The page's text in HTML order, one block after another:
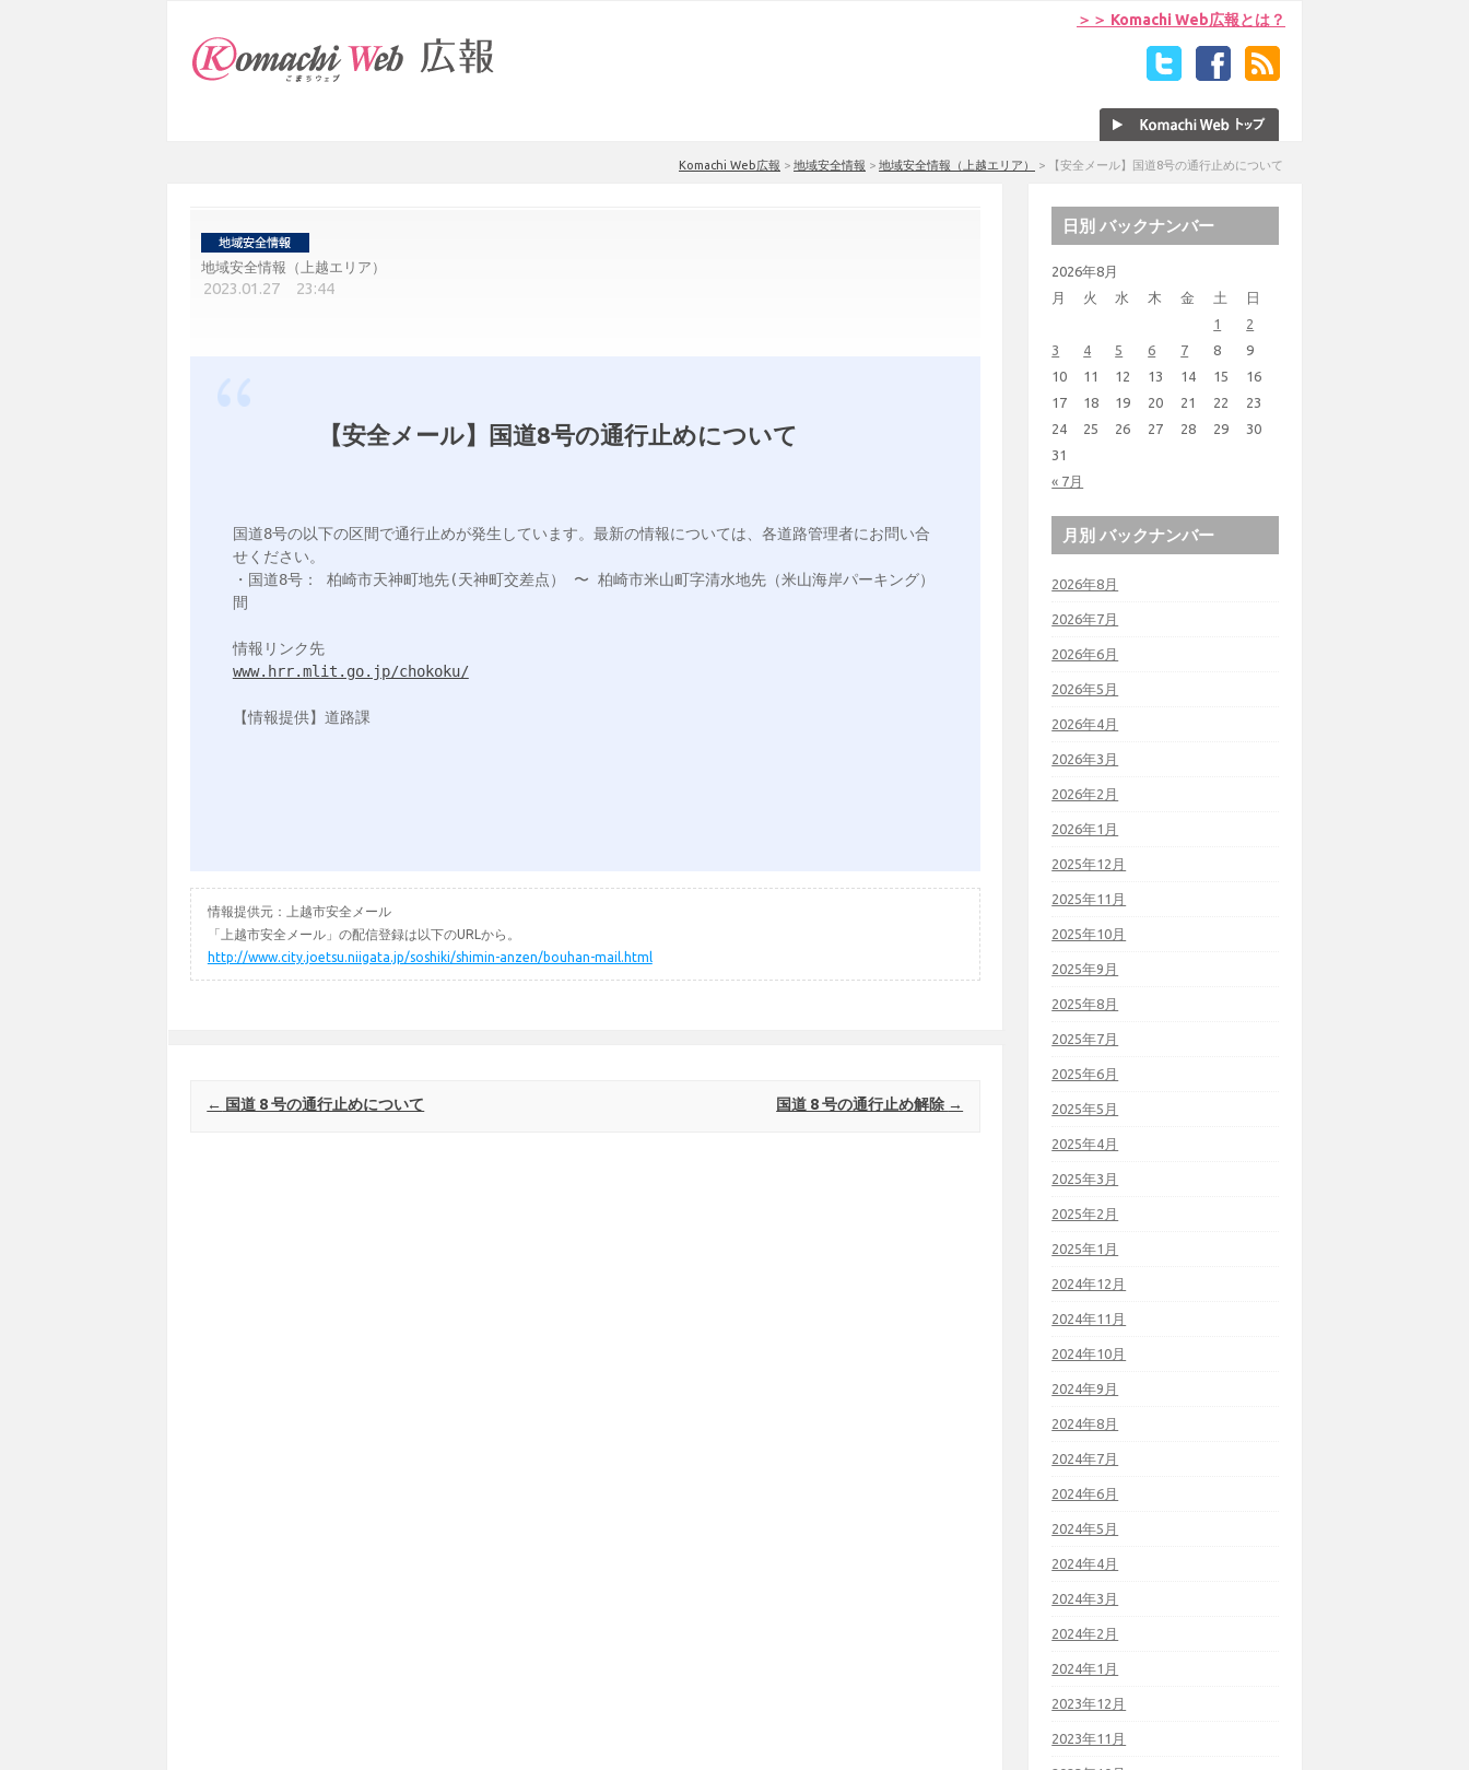
＞＞ Komachi Web広報とは？
Komachi Web広報 > 地域安全情報 > 地域安全情報（上越エリア） > 【安全メール】国道8号の通行止めについて
地域安全情報（上越エリア）
2023.01.27 23:44
【安全メール】国道8号の通行止めについて
国道8号の以下の区間で通行止めが発生しています。最新の情報については、各道路管理者にお問い合
せください。
・国道8号： 柏崎市天神町地先(天神町交差点） 〜 柏崎市米山町字清水地先（米山海岸パーキング）
間
情報リンク先
www.hrr.mlit.go.jp/chokoku/
【情報提供】道路課
情報提供元：上越市安全メール
「上越市安全メール」の配信登録は以下のURLから。
http://www.city.joetsu.niigata.jp/soshiki/shimin-anzen/bouhan-mail.html
Post navigation
← 国道 8 号の通行止めについて 国道 8 号の通行止め解除 →
日別 バックナンバー
2026年8月
月
火 水 木 金 土 日
« 7月
1
2
3
4 5 6 7 8
9
10
11 12 13 14 15
16
17
18 19 20 21 22
23
24
25 26 27 28 29
30
31
月別 バックナンバー
2026年8月
2026年7月
2026年6月
2026年5月
2026年4月
2026年3月
2026年2月
2026年1月
2025年12月
2025年11月
2025年10月
2025年9月
2025年8月
2025年7月
2025年6月
2025年5月
2025年4月
2025年3月
2025年2月
2025年1月
2024年12月
2024年11月
2024年10月
2024年9月
2024年8月
2024年7月
2024年6月
2024年5月
2024年4月
2024年3月
2024年2月
2024年1月
2023年12月
2023年11月